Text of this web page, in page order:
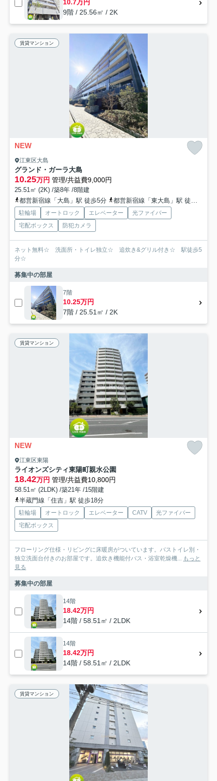
10.7万円
9階 / 25.56㎡ / 2K
賃貸マンション
NEW
江東区大島
グランド・ガーラ大島
10.25万円 管理/共益費9,000円
25.51㎡ (2K) /築8年 /8階建
都営新宿線「大島」駅 徒歩5分
都営新宿線「東大島」駅 徒歩11分
駐輪場 オートロック エレベーター
光ファイバー
宅配ボックス
防犯カメラ
ネット無料☆ 洗面所・トイレ独立☆ 追炊き&グリル付き☆ 駅徒歩5
分☆
募集中の部屋
7階
10.25万円
7階 / 25.51㎡ / 2K
賃貸マンション
NEW
江東区東陽
ライオンズシティ東陽町親水公園
18.42万円 管理/共益費10,800円
58.51㎡ (2LDK) /築21年 /15階建
半蔵門線「住吉」駅 徒歩18分
駐輪場 オートロック エレベーター CATV
光ファイバー
宅配ボックス
フローリング仕様・リビングに床暖房がついています。バストイレ別・
独立洗面台付きのお部屋です。追炊き機能付バス・浴室乾燥機... もっと
見る
募集中の部屋
14階
18.42万円
14階 / 58.51㎡ / 2LDK
14階
18.42万円
14階 / 58.51㎡ / 2LDK
賃貸マンション